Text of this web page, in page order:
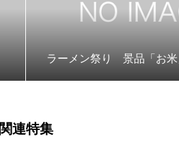
ラーメン祭り 景品「お米
関連特集